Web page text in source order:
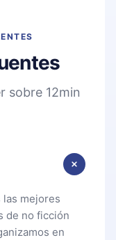
sobre 12min
las mejores
de no ficción
en